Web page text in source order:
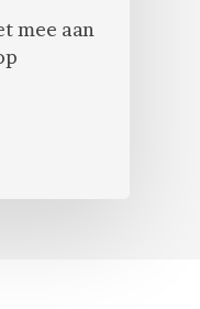
mee aan